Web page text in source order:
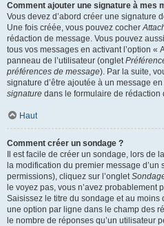
Comment ajouter une signature à mes
Vous devez d’abord créer une signature
Une fois créée, vous pouvez cocher
rédaction de message. Vous pouvez
tous vos messages en activant l’option «
panneau de l’utilisateur (onglet
préférences de message). Par la suite,
signature d’être ajoutée à un message
signature dans le formulaire de rédaction
Haut
Comment créer un sondage ?
Il est facile de créer un sondage, lors de
la modification du premier message d’un
permissions), cliquez sur l’onglet
le voyez pas, vous n’avez probablement
Saisissez le titre du sondage et au
une option par ligne dans le champ des
le nombre de réponses qu’un utilisateur